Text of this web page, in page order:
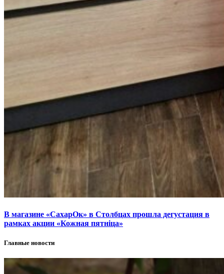
В магазине «СахарОк» в Столбцах прошла дегустация в
рамках акции «Кожная пятніца»
Главные новости